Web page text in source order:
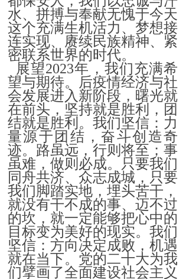
水、拼搏与奉献无愧于今天
这个充满生机活力、梦想接
连实现、赓续民族精神、紧
密联系世界的时代。
展望2023年，我们充满希
望与期待。后疫情经济与社
会发展进入新阶段，曙光就
在前头，坚持就是胜利，团
结就是胜利。我们坚信：力
量源于团结，奋斗创造奇
迹。路虽远，行则将至；事
虽难，做则必成。只要我们
同舟共济、众志成城，只要
我们脚踏实地，埋头苦干，
就没有干不成的事、迈不过
的坎，就一定能够把心中的
目标变为美好的现实。我们
坚信：方向决定成败，机遇
就在当下。党的二十大为我
们擘画了全面建设社会主义